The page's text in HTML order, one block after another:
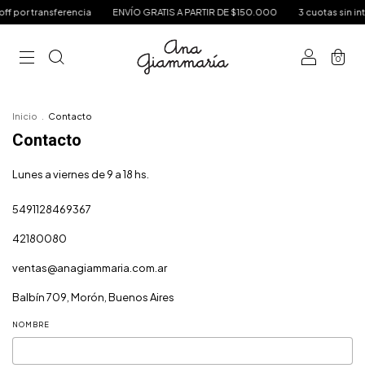
por transferencia ENVÍO GRATIS A PARTIR DE $150.000 3 cuotas sin
0
Inicio Contacto
Contacto
Lunes a viernes de 9 a 18 hs.
5491128469367
42180080
ventas@anagiammaria.com.ar
Balbín 709, Morón, Buenos Aires
NOMBRE